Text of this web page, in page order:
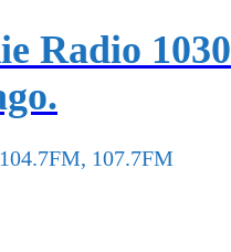
Radio 1030
107.7FM